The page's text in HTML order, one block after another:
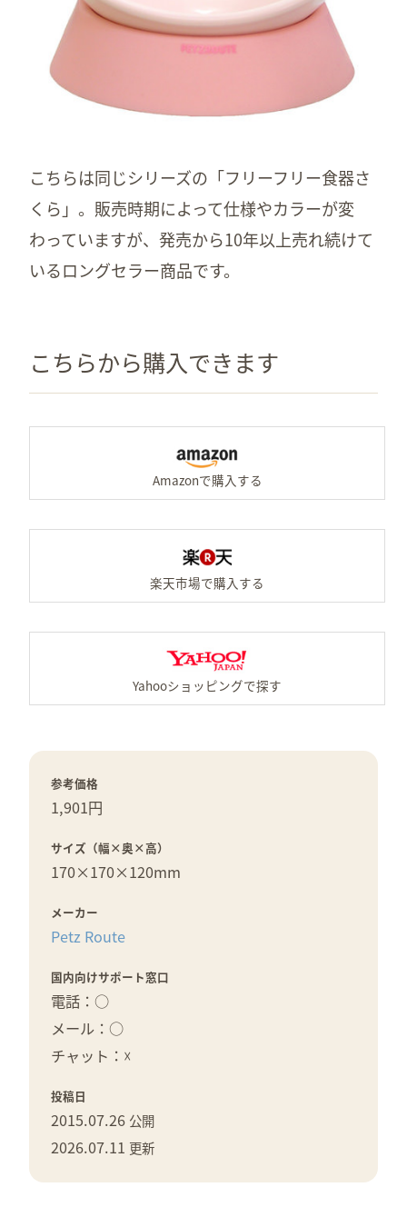
こちらは同じシリーズの「フリーフリー食器さ
くら」。販売時期によって仕様やカラーが変
わっていますが、発売から10年以上売れ続けて
いるロングセラー商品です。
こちらから購入できます
参考価格
1,901円
サイズ（幅×奥×高）
170×170×120mm
メーカー
Petz Route
国内向けサポート窓口
電話：○
メール：○
チャット：☓
投稿日
2015.07.26 公開
2026.07.11 更新